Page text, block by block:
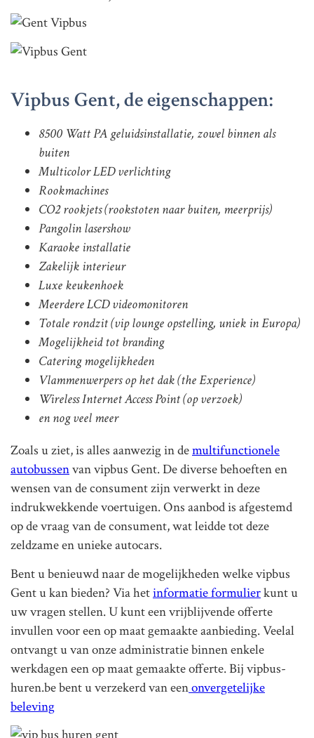
Vipbus Gent, de eigenschappen:
8500 Watt PA geluidsinstallatie, zowel binnen als
buiten
Multicolor LED verlichting
Rookmachines
CO2 rookjets (rookstoten naar buiten, meerprijs)
Pangolin lasershow
Karaoke installatie
Zakelijk interieur
Luxe keukenhoek
Meerdere LCD videomonitoren
Totale rondzit (vip lounge opstelling, uniek in Europa)
Mogelijkheid tot branding
Catering mogelijkheden
Vlammenwerpers op het dak (the Experience)
Wireless Internet Access Point (op verzoek)
en nog veel meer
Zoals u ziet, is alles aanwezig in demultifunctionele
autobussenvan vipbus Gent. De diverse behoeften en
wensen van de consument zijn verwerkt in deze
indrukwekkende voertuigen. Ons aanbod is afgestemd
op de vraag van de consument, wat leidde tot deze
zeldzame en unieke autocars.
Bent u benieuwd naar de mogelijkheden welke vipbus
Gent u kan bieden? Via hetinformatie formulierkunt u
uw vragen stellen. U kunt een vrijblijvende offerte
invullen voor een op maat gemaakte aanbieding. Veelal
ontvangt u van onze administratie binnen enkele
werkdagen een op maat gemaakte offerte. Bij vipbus-
huren.be bent u verzekerd van eenonvergetelijke
beleving